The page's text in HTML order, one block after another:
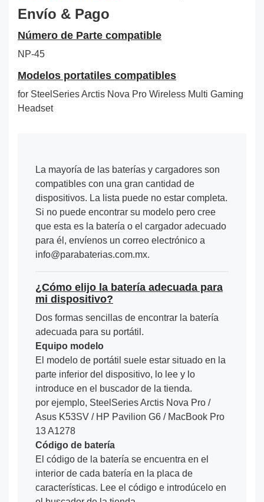
Envío & Pago
Número de Parte compatible
NP-45
Modelos portatiles compatibles
for SteelSeries Arctis Nova Pro Wireless Multi Gaming
Headset
La mayoría de las baterías y cargadores son
compatibles con una gran cantidad de
dispositivos. La lista puede no estar completa.
Si no puede encontrar su modelo pero cree
que esta es la batería o el cargador adecuado
para él, envíenos un correo electrónico a
info@parabaterias.com.mx.
¿Cómo elijo la batería adecuada para
mi dispositivo?
Dos formas sencillas de encontrar la batería
adecuada para su portátil.
Equipo modelo
El modelo de portátil suele estar situado en la
parte inferior del dispositivo, lo lee y lo
introduce en el buscador de la tienda.
por ejemplo, SteelSeries Arctis Nova Pro /
Asus K53SV / HP Pavilion G6 / MacBook Pro
13 A1278
Código de batería
El código de la batería se encuentra en el
interior de cada batería en la placa de
características. Lee el código e introdúcelo en